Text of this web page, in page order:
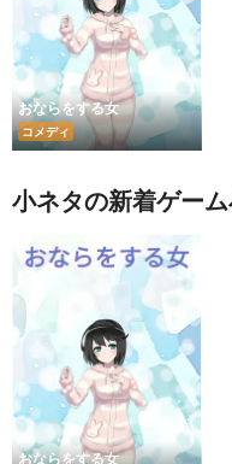
おならをする女
コメディ
小ネタの新着ゲー
おならをする女